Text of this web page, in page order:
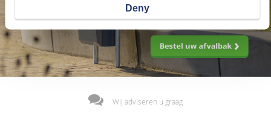
Deny
Wij adviseren u graag